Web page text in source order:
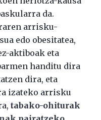
da.
arrisku-
edo obesitatea,
aktiboak eta
handitu dira
dira, eta
izateko arrisku
tabako-ohiturak